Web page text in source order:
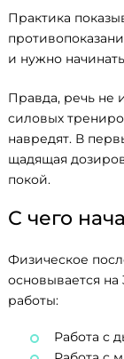
Практика
и нужно
Правда, речь не
силовых
навредят. В
щадящая
покой.
С чего
Физическое
основывается
работы:
Работа с